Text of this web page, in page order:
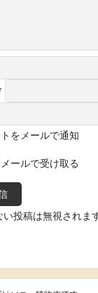
をメールで通知
ールで受け取る
投稿は無視されま